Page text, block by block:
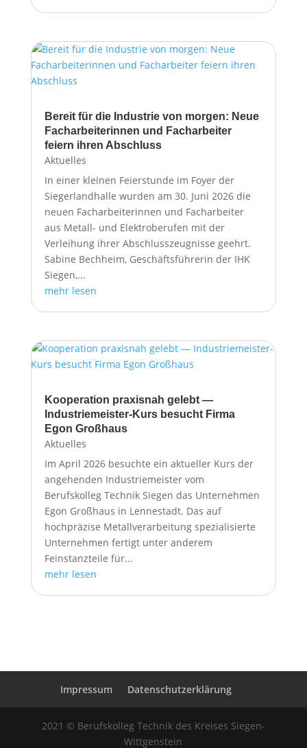
Bereit für die Industrie von morgen: Neue
Facharbeiterinnen und Facharbeiter
feiern ihren Abschluss
Aktuelles
In einer kleinen Feierstunde im Foyer der
Siegerlandhalle wurden am 30. Juni 2026 die
neuen Facharbeiterinnen und Facharbeiter
aus Metall- und Elektroberufen mit der
Verleihung ihrer Abschlusszeugnisse geehrt.
Sabine Bechheim, Geschäftsführerin der IHK
Siegen,...
mehr lesen
Kooperation praxisnah gelebt —
Industriemeister-Kurs besucht Firma
Egon Großhaus
Aktuelles
Im April 2026 besuchte ein aktueller Kurs der
angehenden Industriemeister vom
Berufskolleg Technik Siegen das Unternehmen
Egon Großhaus in Lennestadt. Das auf
hochpräzise Metallverarbeitung spezialisierte
Unternehmen fertigt unter anderem
Feinstanzteile für...
mehr lesen
Impressum Datenschutzerklärung
2021 © Berufskolleg Technik des Kreises Siegen-
Wittgenstein